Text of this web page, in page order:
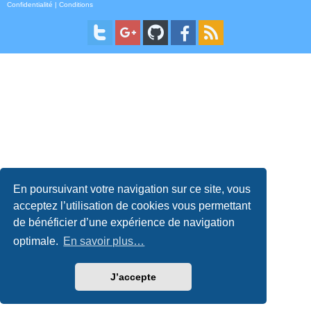
En poursuivant votre navigation sur ce site, vous
acceptez l’utilisation de cookies vous permettant
de bénéficier d’une expérience de navigation
optimale. En savoir plus…
J’accepte
Confidentialité | Conditions